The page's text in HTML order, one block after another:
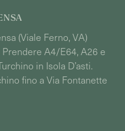
(Viale Ferno, VA)
A4/E64, A26 e
in Isola D’asti.
fino a Via Fontanette